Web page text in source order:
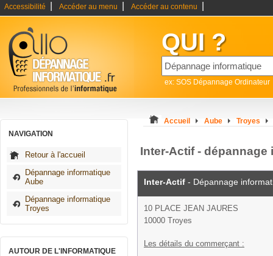
Accessibilité Accéder au menu Accéder au contenu
QUI ?
ex: SOS Dépannage Ordinateur
NAVIGATION
Retour à l'accueil
Dépannage informatique
Aube
Dépannage informatique
Troyes
AUTOUR DE L'INFORMATIQUE
Accueil Aube Troyes
Inter-Actif -
Inter-Actif - Dépannage
10 PLACE JEAN JAURES
10000 Troyes
Les détails du commerçant :